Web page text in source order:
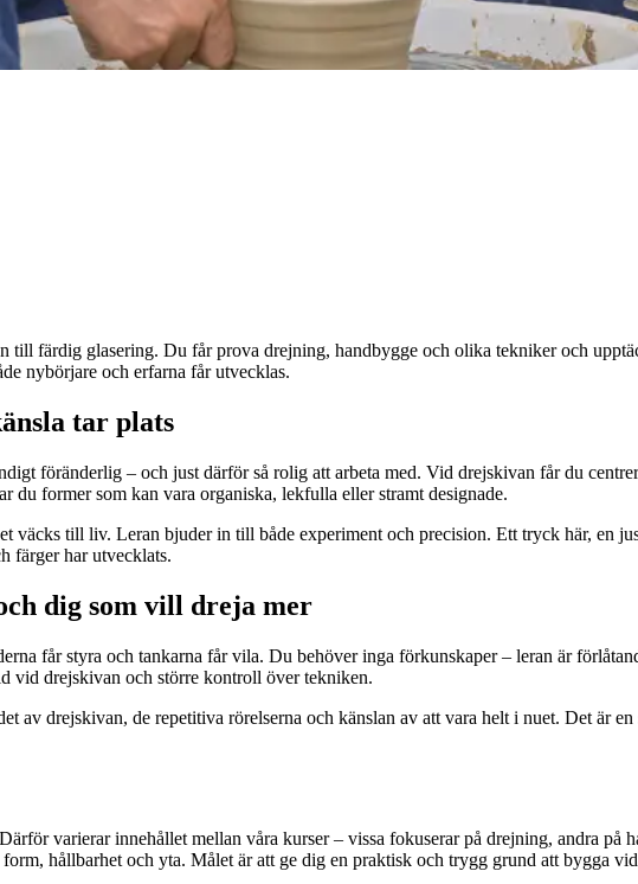
till färdig glasering. Du får prova drejning, handbygge och olika tekniker och
nybörjare och erfarna får utvecklas.
tar plats
föränderlig – och just därför så rolig att arbeta med. Vid drejskivan får du
former som kan vara organiska, lekfulla eller stramt designade.
väcks till liv. Leran bjuder in till både experiment och precision. Ett tryck här, en
färger har utvecklats.
dig som vill dreja mer
får styra och tankarna får vila. Du behöver inga förkunskaper – leran är
vid drejskivan och större kontroll över tekniken.
av drejskivan, de repetitiva rörelserna och känslan av att vara helt i nuet. Det är
varierar innehållet mellan våra kurser – vissa fokuserar på drejning, andra på
hållbarhet och yta. Målet är att ge dig en praktisk och trygg grund att bygga